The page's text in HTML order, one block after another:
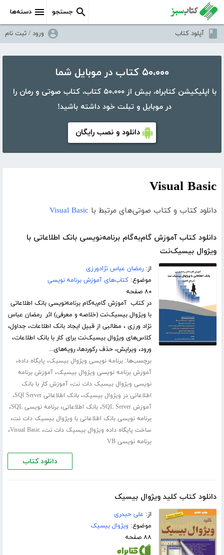
دسته‌ها جستجو
آپلود کتاب ورود / ثبت نام
۵۰،۰۰۰ کتاب در موبایل شما
با اپلیکیشن کتابراه، بیش از ۵۰،۰۰۰ کتاب، کتاب صوتی و رمان را
در موبایل و تبلت خود داشته باشید!
دانلود و نصب رایگان
Visual Basic
دانلود کتاب و کتاب صوتی‌های مرتبط با Visual Basic
دانلود کتاب آموزش گام‌به‌گام برنامه‌نویسی بانک اطلاعاتی با
ویژوال بیسیک‌نت
از:رمضان عباس نژادورزی
موضوع:کتاب‌های آموزش برنامه نویسی
۸۰ صفحه
در کتاب آموزش گام‌به‌گام برنامه‌نویسی بانک اطلاعاتی
با ویژوال بیسیک‌نت (خلاصه و معرفی) اثر رمضان عباس
نژاد ورزی ، مطالبی از قبیل ایجاد بانک اطلاعات، جداول،
کلاس‌های ویژوال بیسیک‌نت برای کار با بانک اطلاعات،
ورود، ویرایش، حذف رکوردها، رویه‌های...
برچسب‌ها:برنامه نویسی ویژوال بیسیک، پایگاه داده،
آموزش برنامه نویسی ویژوال بیسیک،آموزش برنامه
نویسی ویژوال بیسیک دات نت،آموزش کار با بانک
اطلاعاتی در ویژوال بیسیک،بانک اطلاعاتی SQl Server ،
آموزش SQL Server ،بانک اطلاعاتی،برنامه نویسی SQL ،
برنامه نویسی بانک اطلاعاتی با ویژوال بیسیک دات نت،
ساخت پایگاه داده ویژوال بیسیک دات نت،Visual Basic،
برنامه نویسی VB
دانلود کتاب
دانلود کتاب کلید ویژوال بیسیک
از: علی حیدری
موضوع: ویژوال بیسیک
۸۸ صفحه